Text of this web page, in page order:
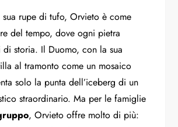
rupe di tufo, Orvieto è come
del tempo, dove ogni pietra
di storia. Il Duomo, con la sua
al tramonto come un mosaico
solo la punta dell’iceberg di un
straordinario. Ma per le famiglie
, Orvieto offre molto di più: